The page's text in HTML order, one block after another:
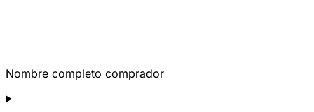
Nombre completo comprador